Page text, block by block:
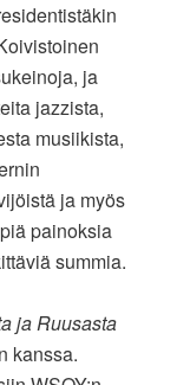
ja
jazzista,
musiikista,
ja myös
painoksia
summia.
ja Ruusasta
kanssa.